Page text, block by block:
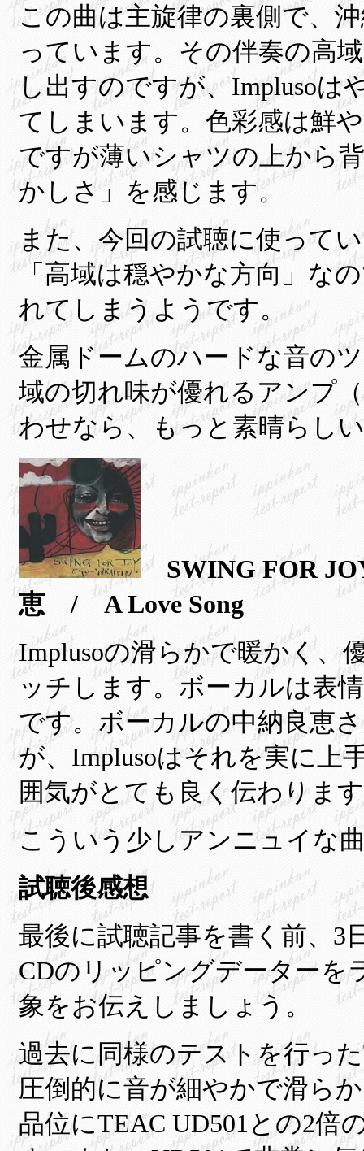
この曲は主旋律の裏側で、
っています。その伴奏の高
し出すのですが、Implusoは
てしまいます。色彩感は鮮
ですが薄いシャツの上から
かしさ」を感じます。
また、今回の試聴に使って
「高域は穏やかな方向」な
れてしまうようです。
金属ドームのハードな音の
域の切れ味が優れるアンプ
わせなら、もっと素晴らし
SWING FOR
恵 / A Love Song
Implusoの滑らかで暖かく、
ッチします。ボーカルは表
です。ボーカルの中納良恵
が、Implusoはそれを実に上
囲気がとても良く伝わりま
こういう少しアンニュイな
試聴後感想
最後に試聴記事を書く前、3
CDのリッピングデーターを
象をお伝えしましょう。
過去に同様のテストを行った
圧倒的に音が細やかで滑ら
品位にTEAC UD501との2倍